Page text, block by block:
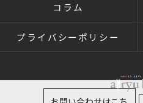
コラム
プライバシーポリシー